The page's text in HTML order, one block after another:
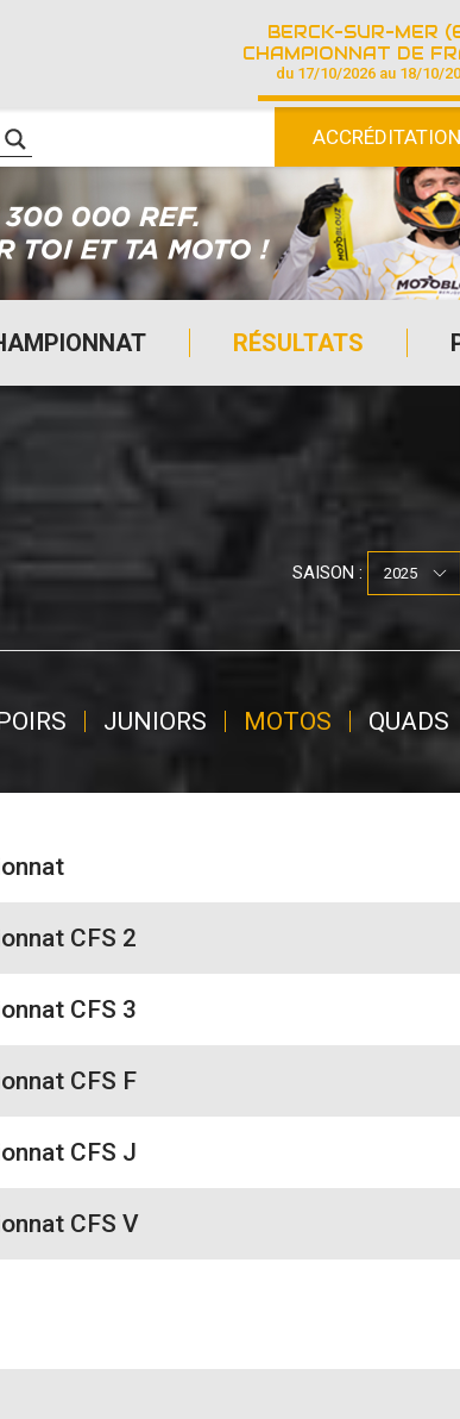
RÉSULTATS
BERCK-SUR-MER
CHAMPIONNAT DE FRANCE DE COURSE
du 17/10/2026 au 18/10/
SAISON :
JUNIORS MOTOS QUADS
CFS 2
CFS 3
CFS F
CFS J
CFS V